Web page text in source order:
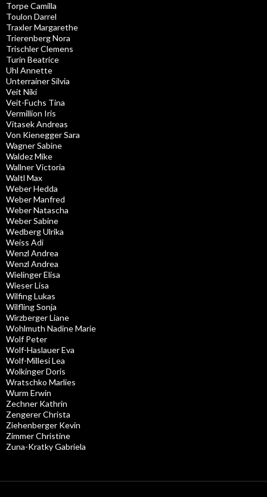
Torpe Camilla
Toulon Darrel
Traxler Margarethe
Trierenberg Nora
Trischler Clemens
Turin Beatrice
Uhl Annette
Unterrainer Silvia
Veit Niki
Veit-Fuchs Tina
Vermillion Iris
Vitasek Andreas
Von Kienegger Sara
Wagner Sabine
Waldez Mike
Wallner Victoria
Waltl Max
Weber Hedda
Weber Manfred
Weber Natascha
Weber Sabine
Wedberg Ulrika
Weiss Adi
Wenzl Andrea
Wenzl Andrea
Wielinger Elisa
Wieser Lisa
Wilfing Lukas
Wilfling Sonja
Wirzberger Liane
Wohlmuth Nadine Marie
Wolf Peter
Wolf-Haslauer Eva
Wolf-Millesi Lea
Wolkinger Doris
Wratschko Marlies
Wurm Erwin
Zechner Kathrin
Zengerer Christa
Ziehenberger Kevin
Zimmer Christine
Zuna-Kratky Gabriela